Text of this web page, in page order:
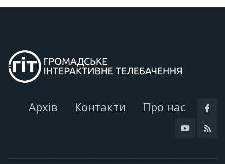
Архів Контакти Про нас